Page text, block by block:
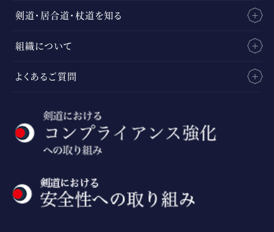
剣道・居合道・杖道を知る
組織について
よくあるご質問